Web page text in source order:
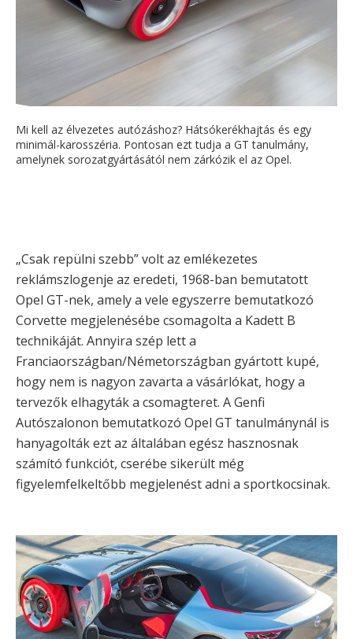
Mi kell az élvezetes autózáshoz? Hátsókerékhajtás és egy
minimál-karosszéria. Pontosan ezt tudja a GT tanulmány,
amelynek sorozatgyártásától nem zárkózik el az Opel.
„Csak repülni szebb” volt az emlékezetes
reklámszlogenje az eredeti, 1968-ban bemutatott
Opel GT-nek, amely a vele egyszerre bemutatkozó
Corvette megjelenésébe csomagolta a Kadett B
technikáját. Annyira szép lett a
Franciaországban/Németországban gyártott kupé,
hogy nem is nagyon zavarta a vásárlókat, hogy a
tervezők elhagyták a csomagteret. A Genfi
Autószalonon bemutatkozó Opel GT tanulmánynál is
hanyagolták ezt az általában egész hasznosnak
számító funkciót, cserébe sikerült még
figyelemfelkeltőbb megjelenést adni a sportkocsinak.